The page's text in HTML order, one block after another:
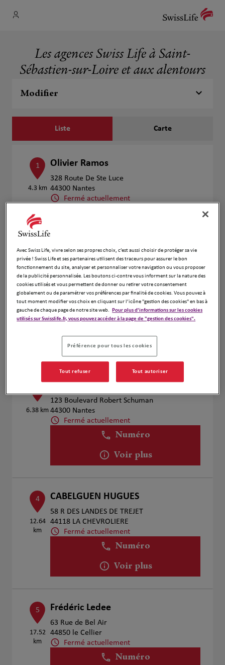
Les agences Swiss Life à Saint-
Sébastien-sur-Loire et aux alentours
Modifier
Liste Carte
1
4.3 km
Olivier Ramos
328 Route De Ste Luce
44300 Nantes
Fermé actuellement
2
5.01 km
CHABOT CEDRIC
18 RUE DE LA CHENARDIERE
44115 HAUTE GOULAINE
Fermé actuellement
Numéro
Voir plus
6.38 km
Laurent Vignali
123 Boulevard Robert Schuman
44300 Nantes
Fermé actuellement
Numéro
Voir plus
4
12.64
km
CABELGUEN HUGUES
58 R DES LANDES DE TREJET
44118 LA CHEVROLIERE
Fermé actuellement
Numéro
Voir plus
5
17.52
km
Frédéric Ledee
63 Rue de Bel Air
44850 le Cellier
Fermé actuellement
Numéro
Avec Swiss Life, vivre selon ses propres choix, c’est aussi choisir de protéger sa vie
privée ! Swiss Life et ses partenaires utilisent des traceurs pour assurer le bon
fonctionnement du site, analyser et personnaliser votre navigation ou vous proposer
de la publicité personnalisée. Les boutons ci-contre vous informent sur la nature des
cookies utilisés et vous permettent de donner ou retirer votre consentement
globalement ou de paramétrer vos préférences par finalité de cookies. Vous pouvez à
tout moment modifier vos choix en cliquant sur l’icône "gestion des cookies" en bas à
gauche de chaque page de notre site web. Pour plus d'informations sur les cookies
utilisés sur Swisslife.fr, vous pouvez accéder à la page de "gestion des cookies".
Préférence pour tous les cookies
Tout refuser Tout autoriser